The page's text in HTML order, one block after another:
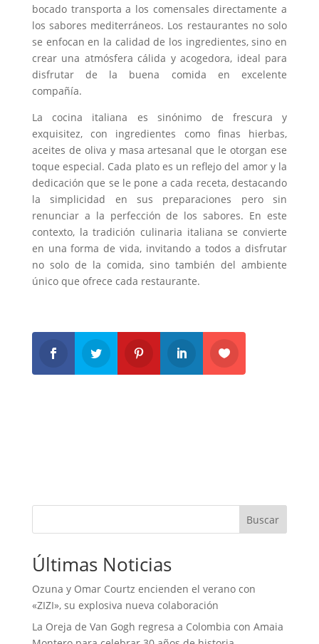
bocado transporta a los comensales directamente a
los sabores mediterráneos. Los restaurantes no solo
se enfocan en la calidad de los ingredientes, sino en
crear una atmósfera cálida y acogedora, ideal para
disfrutar de la buena comida en excelente
compañía.
La cocina italiana es sinónimo de frescura y
exquisitez, con ingredientes como finas hierbas,
aceites de oliva y masa artesanal que le otorgan ese
toque especial. Cada plato es un reflejo del amor y la
dedicación que se le pone a cada receta, destacando
la simplicidad en sus preparaciones pero sin
renunciar a la perfección de los sabores. En este
contexto, la tradición culinaria italiana se convierte
en una forma de vida, invitando a todos a disfrutar
no solo de la comida, sino también del ambiente
único que ofrece cada restaurante.
Buscar
Últimas Noticias
Ozuna y Omar Courtz encienden el verano con
«ZIZI», su explosiva nueva colaboración
La Oreja de Van Gogh regresa a Colombia con Amaia